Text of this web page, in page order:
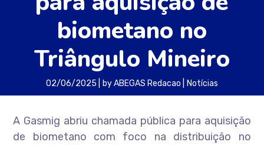
biometano no
Triângulo Mineiro
02/06/2025 byABEGAS Redacao Notícias
A Gasmig abriu chamada pública para aquisição
de biometano com foco na distribuição no